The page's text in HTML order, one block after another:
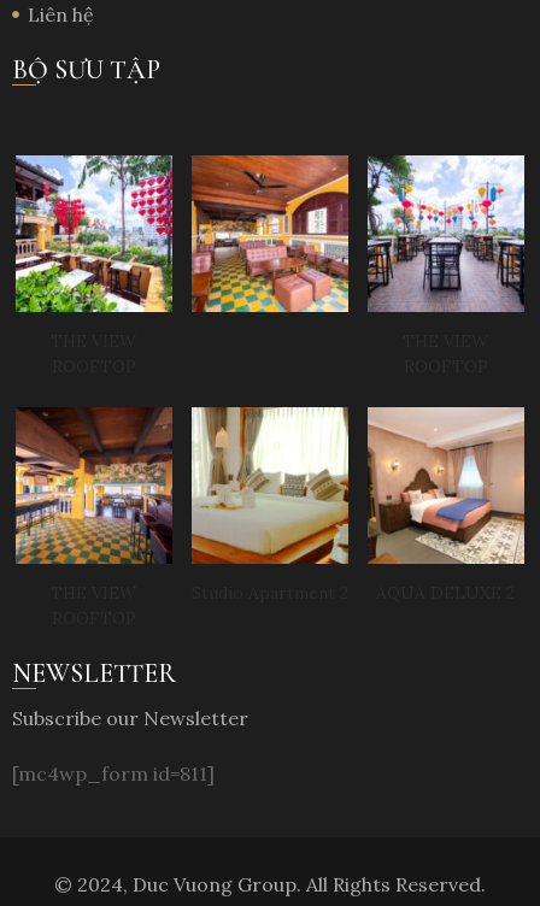
Liên hệ
BỘ SƯU TẬP
NEWSLETTER
Subscribe our Newsletter
[mc4wp_form id=811]
© 2024, Duc Vuong Group. All Rights Reserved.